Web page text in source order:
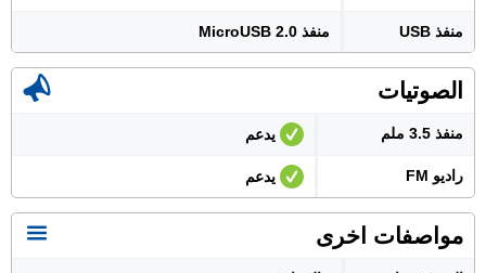
منفذ USB منفذ MicroUSB 2.0
الصوتيات
منفذ 3.5 ملم يدعم
راديو FM يدعم
مواصفات اخرى